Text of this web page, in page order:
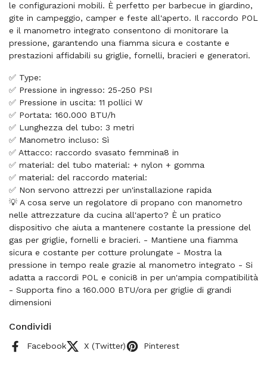
le configurazioni mobili. È perfetto per barbecue in giardino,
gite in campeggio, camper e feste all'aperto. Il raccordo POL
e il manometro integrato consentono di monitorare la
pressione, garantendo una fiamma sicura e costante e
prestazioni affidabili su griglie, fornelli, bracieri e generatori.
✅ Type:
✅ Pressione in ingresso: 25-250 PSI
✅ Pressione in uscita: 11 pollici W
✅ Portata: 160.000 BTU/h
✅ Lunghezza del tubo: 3 metri
✅ Manometro incluso: Sì
✅ Attacco: raccordo svasato femmina8 in
✅ material: del tubo material: + nylon + gomma
✅ material: del raccordo material:
✅ Non servono attrezzi per un'installazione rapida
💡 A cosa serve un regolatore di propano con manometro
nelle attrezzature da cucina all'aperto? È un pratico
dispositivo che aiuta a mantenere costante la pressione del
gas per griglie, fornelli e bracieri. - Mantiene una fiamma
sicura e costante per cotture prolungate - Mostra la
pressione in tempo reale grazie al manometro integrato - Si
adatta a raccordi POL e conici8 in per un'ampia compatibilità
- Supporta fino a 160.000 BTU/ora per griglie di grandi
dimensioni
Condividi
Facebook X (Twitter) Pinterest